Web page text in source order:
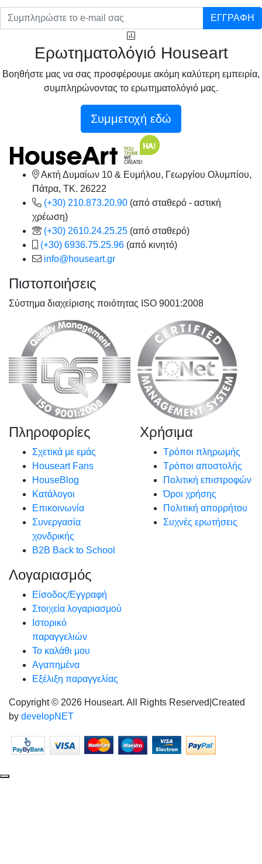
ΕΓΓΡΑΦΗ
Ερωτηματολόγιό Houseart
Βοηθήστε μας να σας προσφέρουμε ακόμη καλύτερη εμπειρία,
συμπληρώνοντας το ερωτηματολόγιό μας.
Συμμετοχή εδώ
Ακτή Δυμαίων 10 & Ευμήλου, Γεωργίου Ολυμπίου,
Πάτρα, TK. 26222
(+30) 210.873.20.90 (από σταθερό - αστική
χρέωση)
(+30) 2610.24.25.25 (από σταθερό)
(+30) 6936.75.25.96 (από κινητό)
info@houseart.gr
Πιστοποιήσεις
Σύστημα διαχείρισης ποιότητας ISO 9001:2008
Πληροφορίες
Σχετικά με εμάς
Houseart Fans
HouseBlog
Κατάλογοι
Επικοινωνία
Συνεργασία
χονδρικής
B2B Back to School
Χρήσιμα
Τρόποι πληρωμής
Τρόποι αποστολής
Πολιτική επιστροφών
Όροι χρήσης
Πολιτική απορρήτου
Συχνές ερωτήσεις
Λογαριασμός
Είσοδος/Εγγραφή
Στοιχεία λογαριασμού
Ιστορικό
παραγγελιών
Το καλάθι μου
Αγαπημένα
Εξέλιξη παραγγελίας
Copyright © 2026 Houseart. All Rights Reserved Created
by developNET